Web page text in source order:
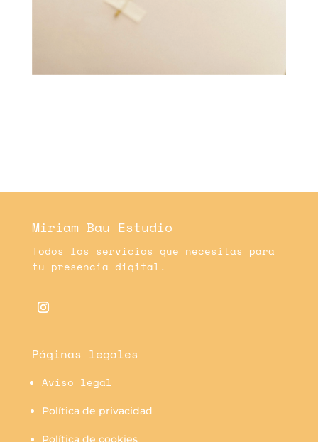
Miriam Bau Estudio
Todos los servicios que necesitas para
tu presencia digital.
Páginas legales
Aviso legal
Política de privacidad
Política de cookies